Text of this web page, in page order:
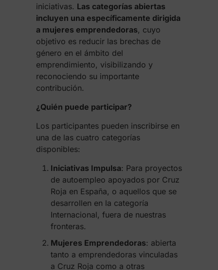
iniciativas. Las categorías abiertas
incluyen una específicamente dirigida
a mujeres emprendedoras, cuyo
objetivo es reducir las brechas de
género en el ámbito del
emprendimiento, visibilizando y
reconociendo su importante
contribución.
¿Quién puede participar?
Los participantes pueden inscribirse en
una de las cuatro categorías
disponibles:
Iniciativas Impulsa: Para proyectos
de autoempleo apoyados por Cruz
Roja en España, o aquellos que se
desarrollen en la categoría
Internacional, fuera de nuestras
fronteras.
Mujeres Emprendedoras: abierta
tanto a emprendedoras vinculadas
a Cruz Roja como a otras